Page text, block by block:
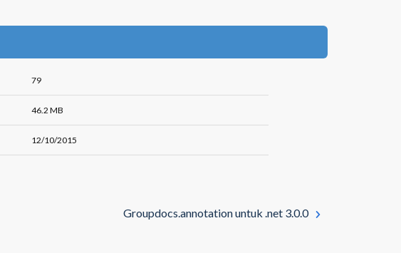
79
46.2 MB
12/10/2015
Groupdocs.annotation untuk .net 3.0.0